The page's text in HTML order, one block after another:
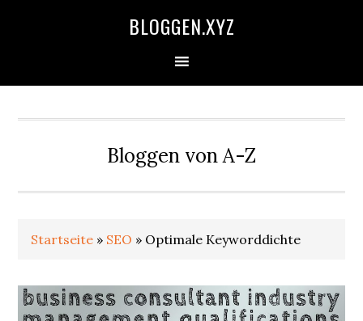
BLOGGEN.XYZ
Bloggen von A-Z
Startseite » SEO » Optimale Keyworddichte